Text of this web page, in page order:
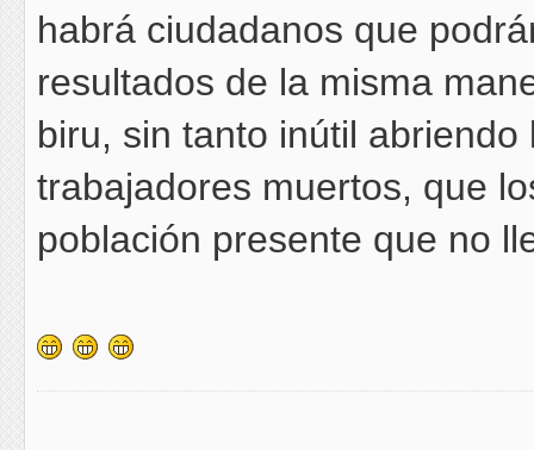
habrá ciudadanos que
resultados de la misma
biru, sin tanto inútil
trabajadores muertos, que
población presente que no